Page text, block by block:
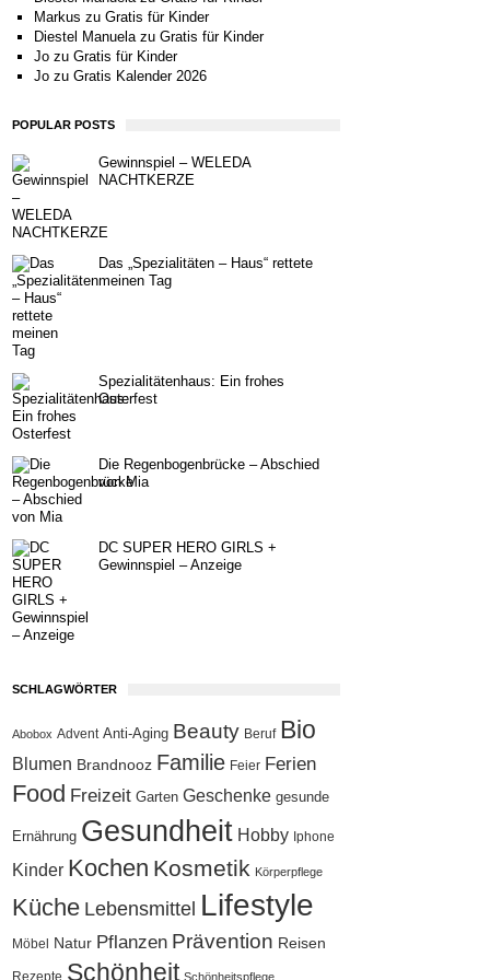
Markus zu Gratis für Kinder
Diestel Manuelazu Gratis für Kinder
Jozu Gratis für Kinder
Jozu Gratis Kalender 2026
POPULAR POSTS
Gewinnspiel – WELEDA
NACHTKERZE
Das „Spezialitäten – Haus“ rettete
meinen Tag
Spezialitätenhaus: Ein frohes
Osterfest
Die Regenbogenbrücke – Abschied
von Mia
DC SUPER HERO GIRLS +
Gewinnspiel – Anzeige
SCHLAGWÖRTER
Abobox Advent Anti-Aging Beauty Beruf Bio
Blumen Brandnooz Familie Feier Ferien
Food Freizeit Garten Geschenke gesunde
Ernährung Gesundheit Hobby Iphone
Kinder Kochen Kosmetik Körperpflege
Küche Lebensmittel Lifestyle
Möbel Natur Pflanzen Prävention Reisen
Rezepte Schönheit Schönheitspflege